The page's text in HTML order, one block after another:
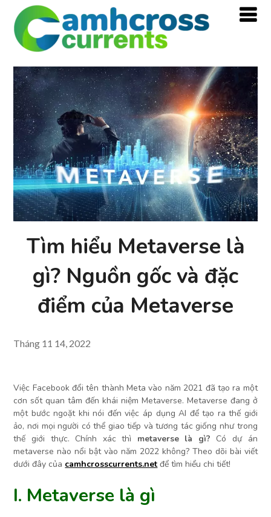
Tìm hiểu Metaverse là
gì? Nguồn gốc và đặc
điểm của Metaverse
Tháng 11 14, 2022
Việc Facebook đổi tên thành Meta vào năm 2021 đã tạo ra một
cơn sốt quan tâm đến khái niệm Metaverse. Metaverse đang ở
một bước ngoặt khi nói đến việc áp dụng AI để tạo ra thế giới
ảo, nơi mọi người có thể giao tiếp và tương tác giống như trong
thế giới thực. Chính xác thì metaverse là gì? Có dự án
metaverse nào nổi bật vào năm 2022 không? Theo dõi bài viết
dưới đây của camhcrosscurrents.net để tìm hiểu chi tiết!
I. Metaverse là gì